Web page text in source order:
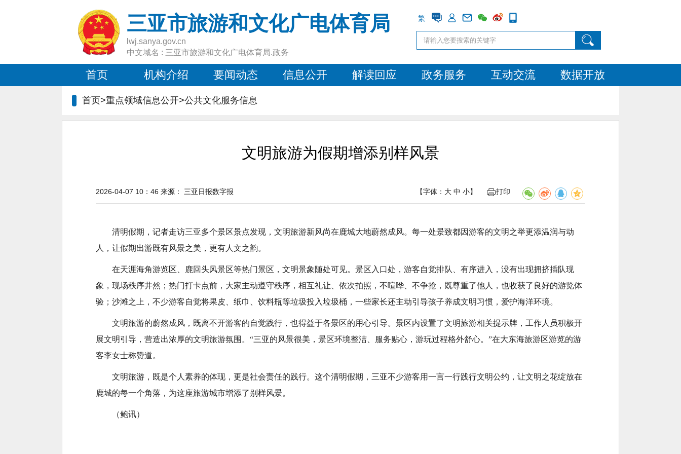
三亚市旅游和文化广电体育局
lwj.sanya.gov.cn
中文域名 : 三亚市旅游和文化广电体育局.政务
繁
首页 机构介绍 要闻动态 信息公开 解读回应 政务服务 互动交流 数据开放
首页>重点领域信息公开>公共文化服务信息
文明旅游为假期增添别样风景
【字体： 大 中 小】 打印
2026-04-07 10：46 来源： 三亚日报数字报
清明假期，记者走访三亚多个景区景点发现，文明旅游新风尚在鹿城大地蔚然成风。每一处景致都因游客的文明之举更添温润与动
人，让假期出游既有风景之美，更有人文之韵。
在天涯海角游览区、鹿回头风景区等热门景区，文明景象随处可见。景区入口处，游客自觉排队、有序进入，没有出现拥挤插队现
象，现场秩序井然；热门打卡点前，大家主动遵守秩序，相互礼让、依次拍照，不喧哗、不争抢，既尊重了他人，也收获了良好的游览体
验；沙滩之上，不少游客自觉将果皮、纸巾、饮料瓶等垃圾投入垃圾桶，一些家长还主动引导孩子养成文明习惯，爱护海洋环境。
文明旅游的蔚然成风，既离不开游客的自觉践行，也得益于各景区的用心引导。景区内设置了文明旅游相关提示牌，工作人员积极开
展文明引导，营造出浓厚的文明旅游氛围。“三亚的风景很美，景区环境整洁、服务贴心，游玩过程格外舒心。”在大东海旅游区游览的游
客李女士称赞道。
文明旅游，既是个人素养的体现，更是社会责任的践行。这个清明假期，三亚不少游客用一言一行践行文明公约，让文明之花绽放在
鹿城的每一个角落，为这座旅游城市增添了别样风景。
（鲍讯）